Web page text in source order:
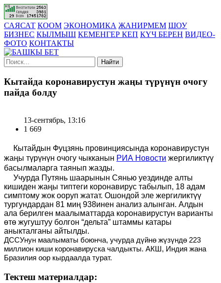
САЯСАТ КООМ ЭКОНОМИКА ЖАНИРМЕМ ШОУ
БИЗНЕС КЫЛМЫШ КЕМЕНГЕР КЕП КҮЧ БЕРЕН ВИДЕО-
ФОТО КОНТАКТЫ
Найти
Кытайда коронавирустун жаңы түрүнүн очогу
пайда болду
13-сентябрь, 13:16
1 669
Кытайдын Фуцзянь провинциясында коронавирустун
жаңы түрүнүн очогу чыкканын РИА Новости жергиликтүү
басылмаларга таянып жазды.
Учурда Путянь шаарынын Сянью уездинде алты
кишиден жаңы типтеги коронавирус табылып, 18 адам
симптому жок ооруп жатат. Ошондой эле жергиликтүү
тургундардан 81 миң 938инен анализ алынган. Алдын
ала берилген маалыматтарда коронавирустун варианты
өтө жугуштуу болгон “дельта” штаммы катары
аныкталганы айтылды.
ДССУнун маалыматы боюнча, учурда дүйнө жүзүндө 223
миллион киши коронавируска чалдыкты. АКШ, Индия жана
Бразилия оор кырдаалда турат.
Тектеш материалдар: